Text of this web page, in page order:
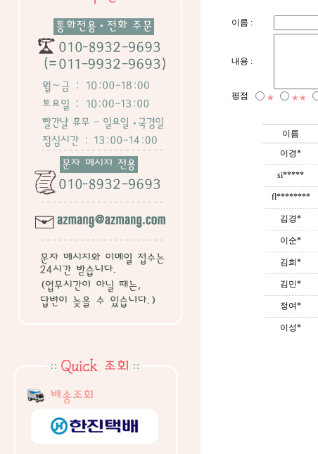
이름 :
내용 :
평점 ★ ★★
이름
이경*
si*****
fl********
김경*
이순*
김희*
김민*
정여*
이성*